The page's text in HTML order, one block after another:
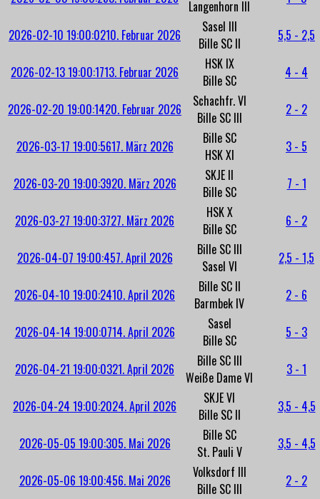
Langenhorn III
2026-02-10 19:00:0210. Februar 2026
Sasel III
Bille SC II
5,5 - 2,5
2026-02-13 19:00:1713. Februar 2026
HSK IX
Bille SC
4 - 4
2026-02-20 19:00:1420. Februar 2026
Schachfr. VI
Bille SC III
2 - 2
2026-03-17 19:00:5617. März 2026
Bille SC
HSK XI
3 - 5
2026-03-20 19:00:3920. März 2026
SKJE II
Bille SC
7 - 1
2026-03-27 19:00:3727. März 2026
HSK X
Bille SC
6 - 2
2026-04-07 19:00:457. April 2026
Bille SC III
Sasel VI
2,5 - 1,5
2026-04-10 19:00:2410. April 2026
Bille SC II
Barmbek IV
2 - 6
2026-04-14 19:00:0714. April 2026
Sasel
Bille SC
5 - 3
2026-04-21 19:00:0321. April 2026
Bille SC III
Weiße Dame VI
3 - 1
2026-04-24 19:00:2024. April 2026
SKJE VI
Bille SC II
3,5 - 4,5
2026-05-05 19:00:305. Mai 2026
Bille SC
St. Pauli V
3,5 - 4,5
2026-05-06 19:00:456. Mai 2026
Volksdorf III
Bille SC III
2 - 2